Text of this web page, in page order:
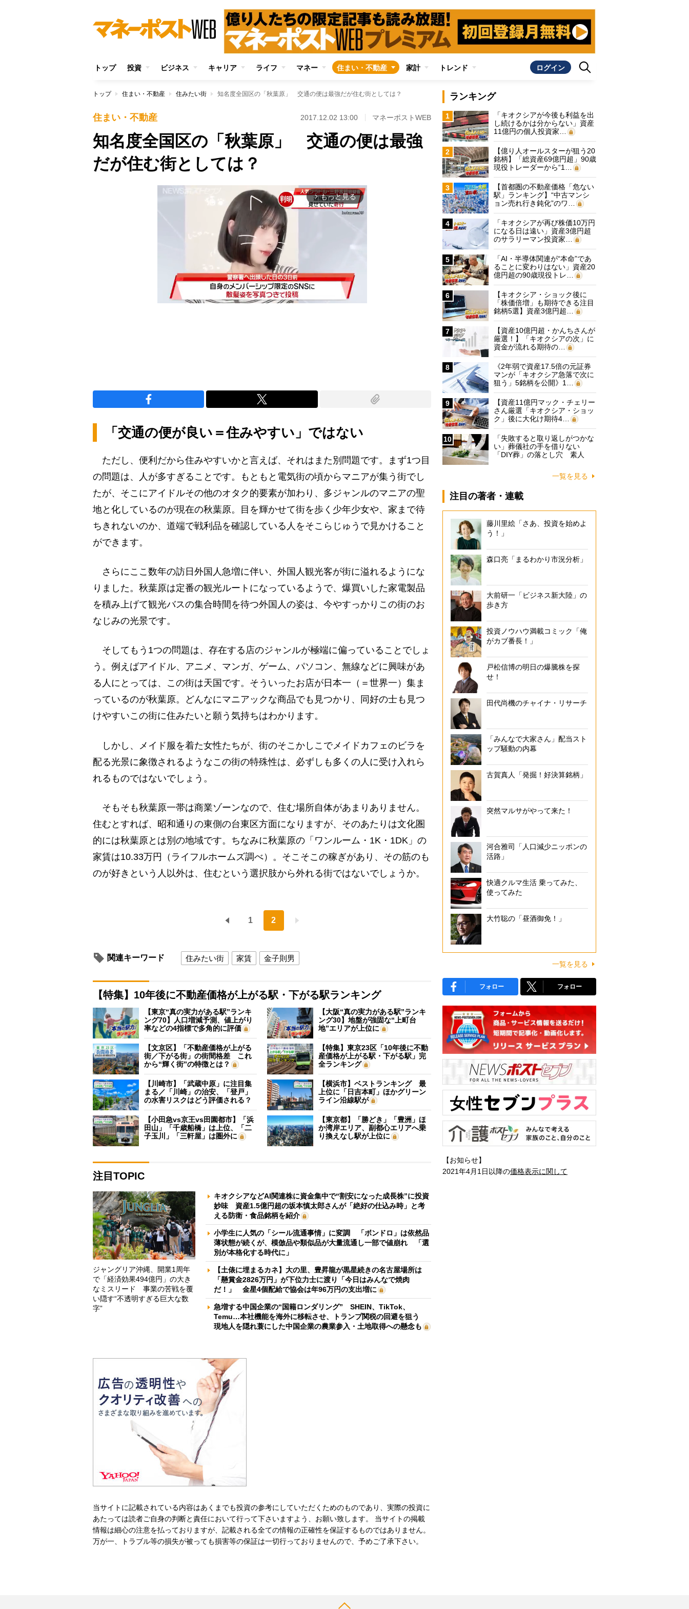
トップ 投資 ビジネス キャリア ライフ マネー 住まい・不動産 家計 トレンド ログイン
トップ 住まい・不動産 住みたい街 知名度全国区の「秋葉原」 交通の便は最強だが住む街としては？
住まい・不動産 2017.12.02 13:00 マネーポストWEB
知名度全国区の「秋葉原」 交通の便は最強
だが住む街としては？
arrow_forward_ios もっと見る
「交通の便が良い＝住みやすい」ではない
ただし、便利だから住みやすいかと言えば、それはまた別問題です。まず1つ目
の問題は、人が多すぎることです。もともと電気街の頃からマニアが集う街でし
たが、そこにアイドルその他のオタク的要素が加わり、多ジャンルのマニアの聖
地と化しているのが現在の秋葉原。目を輝かせて街を歩く少年少女や、家まで待
ちきれないのか、道端で戦利品を確認している人をそこらじゅうで見かけること
ができます。
さらにここ数年の訪日外国人急増に伴い、外国人観光客が街に溢れるようにな
りました。秋葉原は定番の観光ルートになっているようで、爆買いした家電製品
を積み上げて観光バスの集合時間を待つ外国人の姿は、今やすっかりこの街のお
なじみの光景です。
そしてもう1つの問題は、存在する店のジャンルが極端に偏っていることでしょ
う。例えばアイドル、アニメ、マンガ、ゲーム、パソコン、無線などに興味があ
る人にとっては、この街は天国です。そういったお店が日本一（＝世界一）集ま
っているのが秋葉原。どんなにマニアックな商品でも見つかり、同好の士も見つ
けやすいこの街に住みたいと願う気持ちはわかります。
しかし、メイド服を着た女性たちが、街のそこかしこでメイドカフェのビラを
配る光景に象徴されるようなこの街の特殊性は、必ずしも多くの人に受け入れら
れるものではないでしょう。
そもそも秋葉原一帯は商業ゾーンなので、住む場所自体があまりありません。
住むとすれば、昭和通りの東側の台東区方面になりますが、そのあたりは文化圏
的には秋葉原とは別の地域です。ちなみに秋葉原の「ワンルーム・1K・1DK」の
家賃は10.33万円（ライフルホームズ調べ）。そこそこの稼ぎがあり、その筋のも
のが好きという人以外は、住むという選択肢から外れる街ではないでしょうか。
1 2
関連キーワード 住みたい街 家賃 金子則男
【特集】10年後に不動産価格が上がる駅・下がる駅ランキング
【東京“真の実力がある駅”ランキ
ング70】人口増減予測、値上がり
率などの4指標で多角的に評価
【大阪“真の実力がある駅”ランキ
ング30】地盤が強固な“上町台
地”エリアが上位に
【文京区】「不動産価格が上がる
街／下がる街」の街間格差 これ
から“輝く街”の特徴とは？
【特集】東京23区「10年後に不動
産価格が上がる駅・下がる駅」完
全ランキング
【川崎市】「武蔵中原」に注目集
まる／「川崎」の治安、「登戸」
の水害リスクはどう評価される？
【横浜市】ベストランキング 最
上位に「日吉本町」ほかグリーン
ライン沿線駅が
【小田急vs京王vs田園都市】「浜
田山」「千歳船橋」は上位、「二
子玉川」「三軒屋」は圏外に
【東京都】「勝どき」「豊洲」ほ
か湾岸エリア、副都心エリアへ乗
り換えなし駅が上位に
注目TOPIC
ジャングリア沖縄、開業1周年
で「経済効果494億円」の大き
なミスリード 事業の苦戦を覆
い隠す“不透明すぎる巨大な数
字”
キオクシアなどAI関連株に資金集中で“割安になった成長株”に投資
妙味 資産1.5億円超の坂本慎太郎さんが「絶好の仕込み時」と考
える防衛・食品銘柄を紹介
小学生に人気の「シール流通事情」に変調 「ボンドロ」は依然品
薄状態が続くが、模倣品や類似品が大量流通し一部で値崩れ 「選
別が本格化する時代に」
【土俵に埋まるカネ】大の里、豊昇龍が黒星続きの名古屋場所は
「懸賞金2826万円」が下位力士に渡り「今日はみんなで焼肉
だ！」 金星4個配給で協会は年96万円の支出増に
急増する中国企業の“国籍ロンダリング” SHEIN、TikTok、
Temu…本社機能を海外に移転させ、トランプ関税の回避を狙う
現地人を隠れ蓑にした中国企業の農業参入・土地取得への懸念も
当サイトに記載されている内容はあくまでも投資の参考にしていただくためのものであり、実際の投資に
あたっては読者ご自身の判断と責任において行って下さいますよう、お願い致します。 当サイトの掲載
情報は細心の注意を払っておりますが、記載される全ての情報の正確性を保証するものではありません。
万が一、トラブル等の損失が被っても損害等の保証は一切行っておりませんので、予めご了承下さい。
ランキング
1
「キオクシアが今後も利益を出
し続けるかは分からない」資産
11億円の個人投資家…
2
【億り人オールスターが狙う20
銘柄】「総資産69億円超」90歳
現役トレーダーから“1…
3
【首都圏の不動産価格「危ない
駅」ランキング】“中古マンシ
ョン売れ行き鈍化”のワ…
4
「キオクシアが再び株価10万円
になる日は遠い」資産3億円超
のサラリーマン投資家…
5
「AI・半導体関連が“本命”であ
ることに変わりはない」資産20
億円超の90歳現役トレ…
6
【キオクシア・ショック後に
「株価倍増」も期待できる注目
銘柄5選】資産3億円超…
7
【資産10億円超・かんちさんが
厳選！】「キオクシアの次」に
資金が流れる期待の…
8
《2年弱で資産17.5倍の元証券
マンが「キオクシア急落で次に
狙う」5銘柄を公開》1…
9
【資産11億円マック・チェリー
さん厳選「キオクシア・ショッ
ク」後に大化け期待4…
10
「失敗すると取り返しがつかな
い」葬儀社の手を借りない
「DIY葬」の落とし穴 素人
一覧を見る
注目の著者・連載
藤川里絵「さあ、投資を始めよ
う！」
森口亮「まるわかり市況分析」
大前研一「ビジネス新大陸」の
歩き方
投資ノウハウ満載コミック「俺
がカブ番長！」
戸松信博の明日の爆騰株を探
せ！
田代尚機のチャイナ・リサーチ
「みんなで大家さん」配当スト
ップ騒動の内幕
古賀真人「発掘！好決算銘柄」
突然マルサがやって来た！
河合雅司「人口減少ニッポンの
活路」
快適クルマ生活 乗ってみた、
使ってみた
大竹聡の「昼酒御免！」
一覧を見る
フォロー フォロー
【お知らせ】
2021年4月1日以降の価格表示に関して